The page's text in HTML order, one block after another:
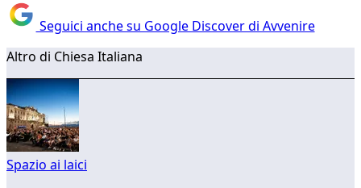
Seguici anche su Google Discover di Avvenire
Altro di Chiesa Italiana
Spazio ai laici